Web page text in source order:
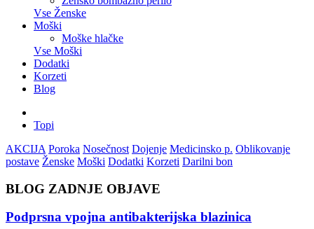
Vse Ženske
Moški
Moške hlačke
Vse Moški
Dodatki
Korzeti
Blog
Topi
AKCIJA Poroka Nosečnost Dojenje Medicinsko p. Oblikovanje
postave Ženske Moški Dodatki Korzeti Darilni bon
BLOG ZADNJE OBJAVE
Podprsna vpojna antibakterijska blazinica